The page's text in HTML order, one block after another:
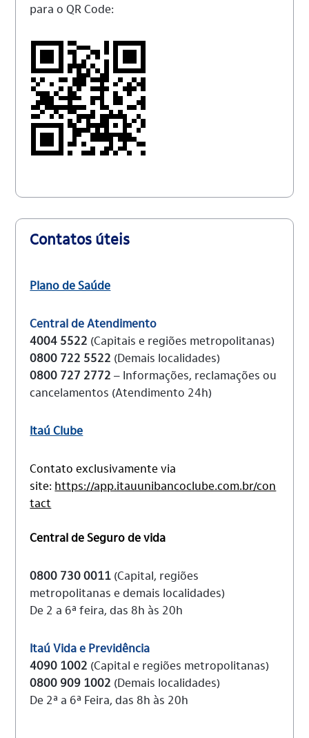
para o QR Code:
Contatos úteis
Plano de Saúde
Central de Atendimento
4004 5522 (Capitais e regiões metropolitanas)
0800 722 5522 (Demais localidades)
0800 727 2772 – Informações, reclamações ou
cancelamentos (Atendimento 24h)
Itaú Clube
Contato exclusivamente via
site: https://app.itauunibancoclube.com.br/con
tact
Central de Seguro de vida
0800 730 0011 (Capital, regiões
metropolitanas e demais localidades)
De 2 a 6ª feira, das 8h às 20h
Itaú Vida e Previdência
4090 1002 (Capital e regiões metropolitanas)
0800 909 1002 (Demais localidades)
De 2ª a 6ª Feira, das 8h às 20h